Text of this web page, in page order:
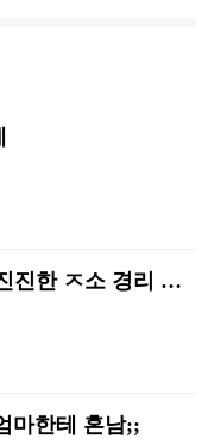
19) 디시인의 흥미진진한 ㅈ소 경리 ㄸ먹은 썰
마한테 혼남;;